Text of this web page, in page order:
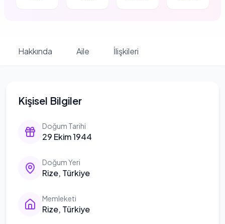
Hakkında Aile İlişkileri
Kişisel Bilgiler
Doğum Tarihi
29 Ekim 1944
Doğum Yeri
Rize, Türkiye
Memleketi
Rize, Türkiye